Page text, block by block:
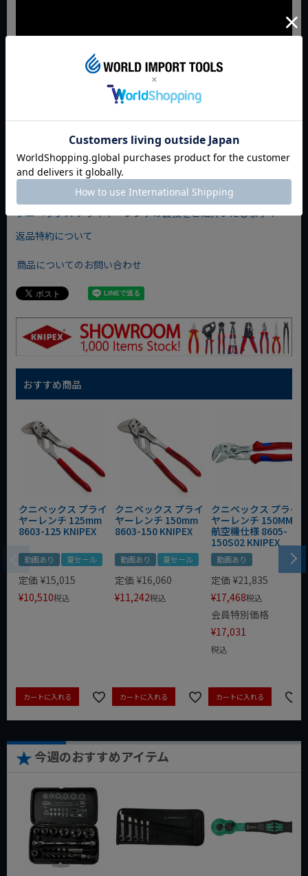
JAN:4003773084679
◇ブログをチェックする◇
実際に触って確かめてみてください！ ワールドインポートツ
ールズ サンプルコーナー
クニペックス プライヤーレンチの裏技をご紹介いたします！
返品特約について
商品についてのお問い合わせ
おすすめ商品
クニペックス プライ
ヤーレンチ 125mm
8603-125 KNIPEX
動画あり 夏セール
定価 ¥15,015
¥10,510税込
カートに入れる
クニペックス プライ
ヤーレンチ 150mm
8603-150 KNIPEX
動画あり 夏セール
定価 ¥16,060
¥11,242税込
カートに入れる
クニペックス プライ
ヤーレンチ 150MM
航空機仕様 8605-
150S02 KNIPEX
動画あり
定価 ¥21,835
¥17,468税込
会員特別価格
¥17,031
税込
カートに入れる
今週のおすすめアイテム